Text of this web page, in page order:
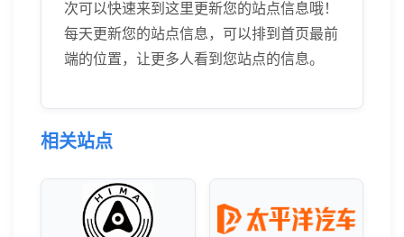
次可以快速来到这里更新您的站点信息哦！
每天更新您的站点信息，可以排到首页最前
端的位置，让更多人看到您站点的信息。
相关站点